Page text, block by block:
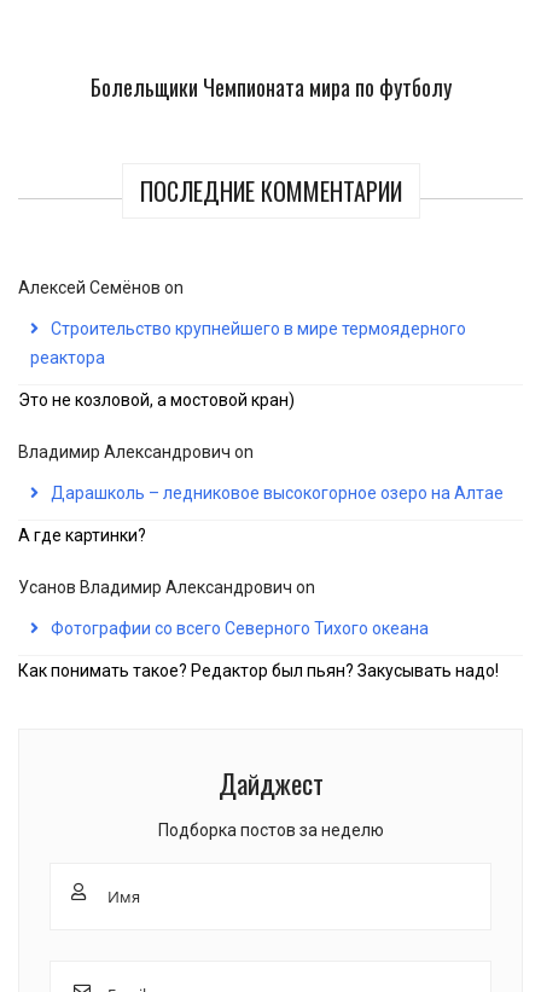
Болельщики Чемпионата мира по футболу
ПОСЛЕДНИЕ КОММЕНТАРИИ
Алексей Семёнов on
Строительство крупнейшего в мире термоядерного
реактора
Это не козловой, а мостовой кран)
Владимир Александрович on
Дарашколь – ледниковое высокогорное озеро на Алтае
А где картинки?
Усанов Владимир Александрович on
Фотографии со всего Северного Тихого океана
Как понимать такое? Редактор был пьян? Закусывать надо!
Дайджест
Подборка постов за неделю